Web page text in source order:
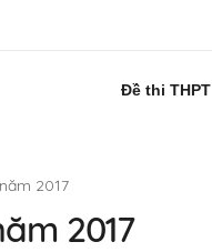
Đề thi THPT
2017
2017